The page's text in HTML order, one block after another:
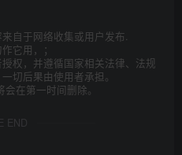
自于网络收集或用户发布.
它用，；
权，并遵循国家相关法律、法规
切后果由使用者承担。
在第一时间删除。
END